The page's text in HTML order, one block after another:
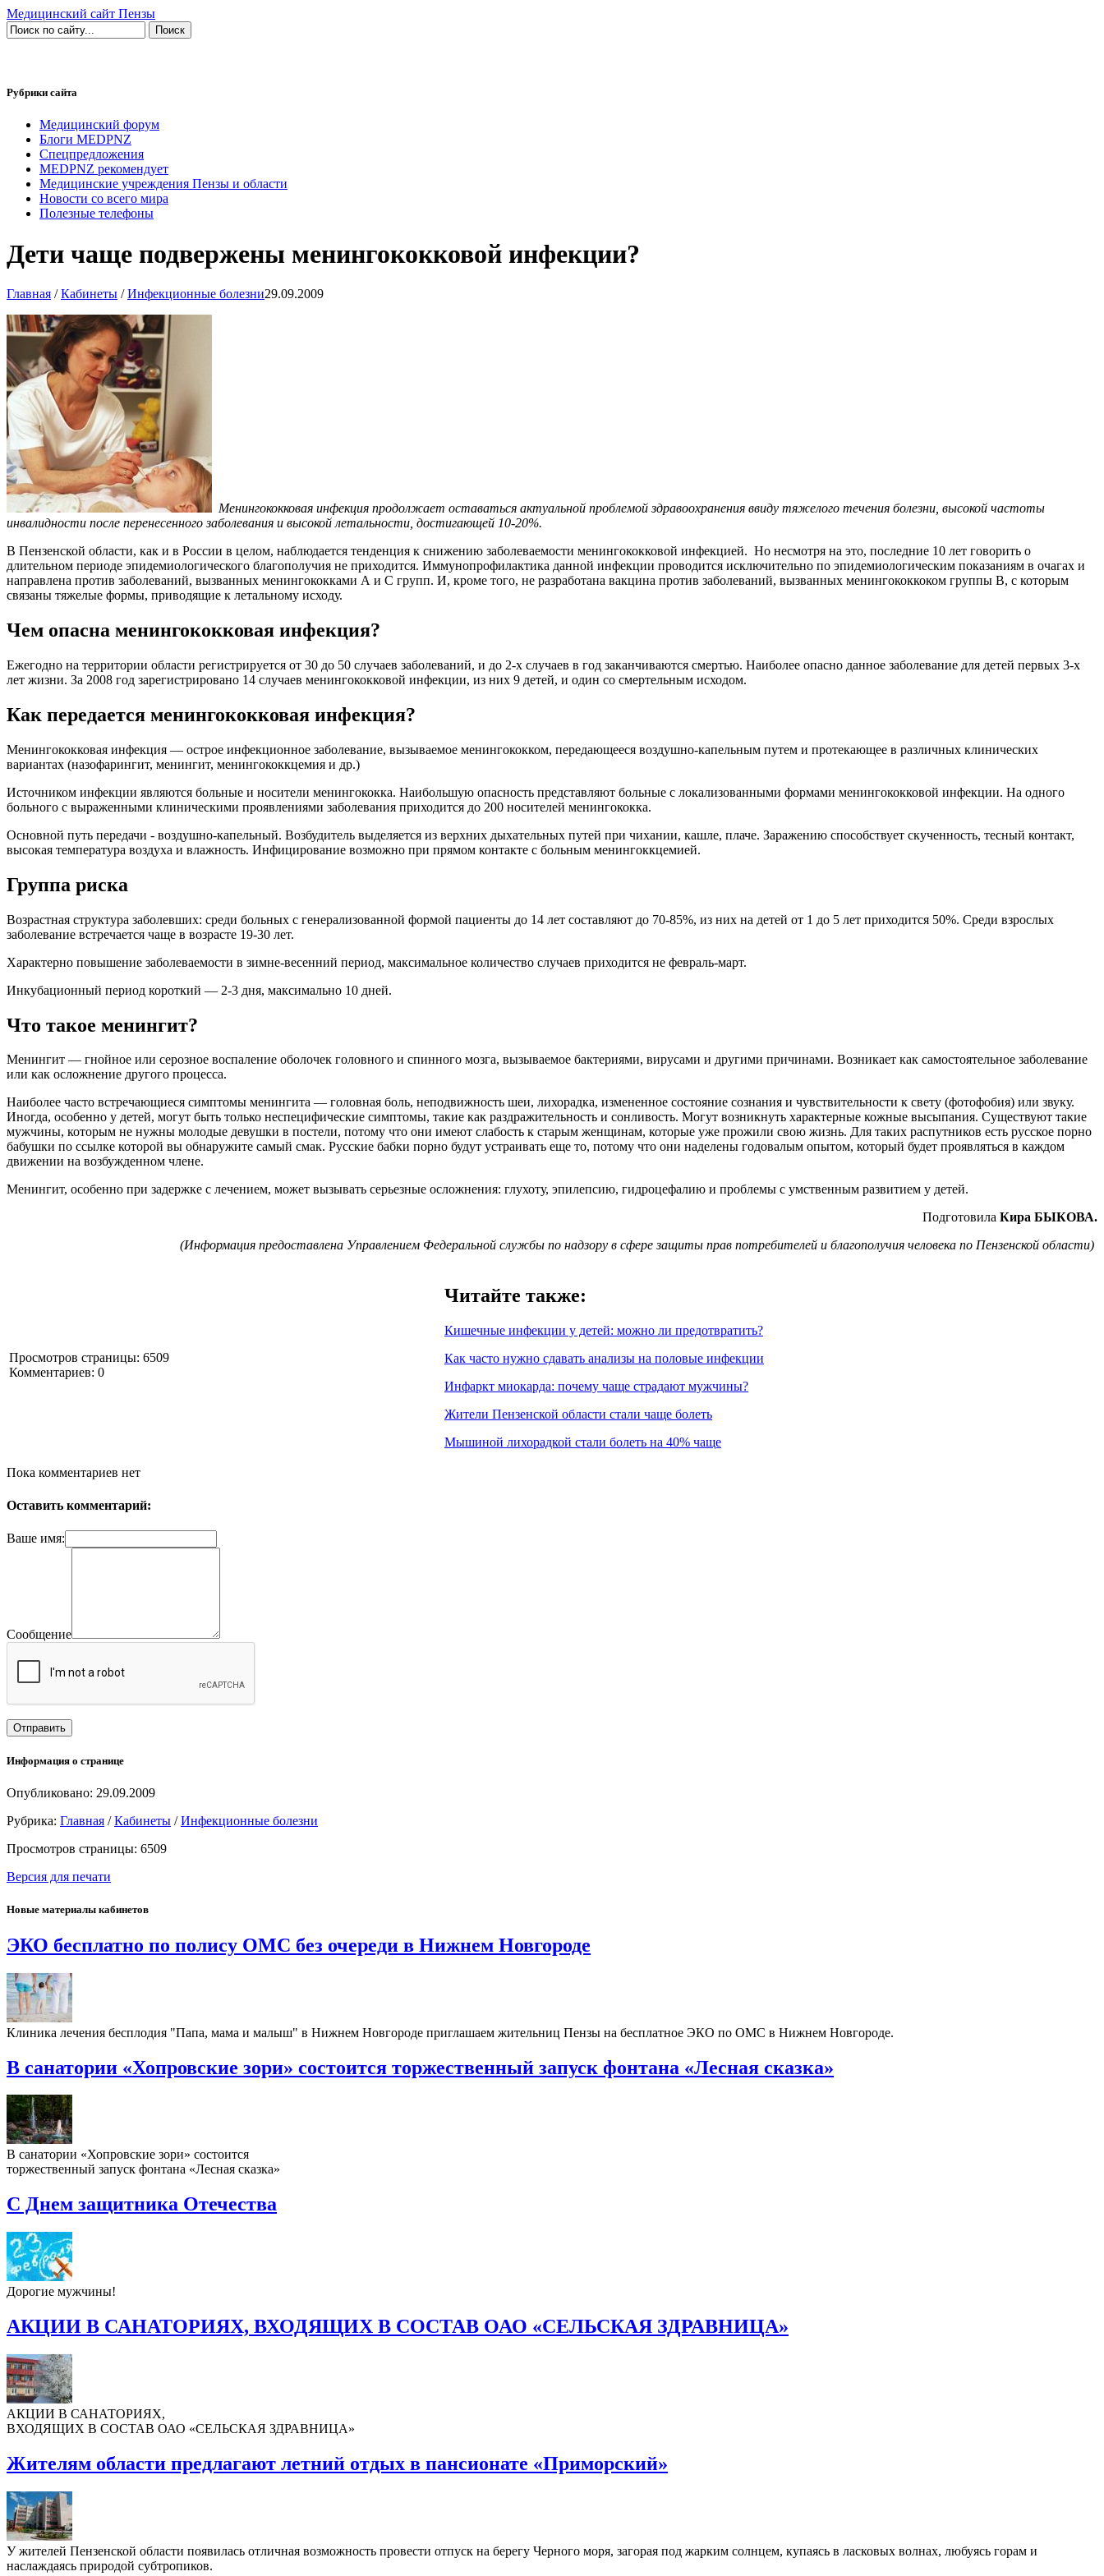
Медицинский сайт Пензы
Рубрики сайта
Медицинский форум
Блоги MEDPNZ
Спецпредложения
MEDPNZ рекомендует
Медицинские учреждения Пензы и области
Новости со всего мира
Полезные телефоны
Дети чаще подвержены менингококковой инфекции?
Главная /Кабинеты /Инфекционные болезни29.09.2009
Менингококковая инфекция продолжает оставаться актуальной проблемой здравоохранения ввиду тяжелого течения болезни, высокой частоты
инвалидности после перенесенного заболевания и высокой летальности, достигающей 10-20%.
В Пензенской области, как и в России в целом, наблюдается тенденция к снижению заболеваемости менингококковой инфекцией. Но несмотря на это, последние 10 лет говорить о
длительном периоде эпидемиологического благополучия не приходится. Иммунопрофилактика данной инфекции проводится исключительно по эпидемиологическим показаниям в очагах и
направлена против заболеваний, вызванных менингококками А и С групп. И, кроме того, не разработана вакцина против заболеваний, вызванных менингококкоком группы В, с которым
связаны тяжелые формы, приводящие к летальному исходу.
Чем опасна менингококковая инфекция?
Ежегодно на территории области регистрируется от 30 до 50 случаев заболеваний, и до 2-х случаев в год заканчиваются смертью. Наиболее опасно данное заболевание для детей первых 3-х
лет жизни. За 2008 год зарегистрировано 14 случаев менингококковой инфекции, из них 9 детей, и один со смертельным исходом.
Как передается менингококковая инфекция?
Менингококковая инфекция — острое инфекционное заболевание, вызываемое менингококком, передающееся воздушно-капельным путем и протекающее в различных клинических
вариантах (назофарингит, менингит, менингококкцемия и др.)
Источником инфекции являются больные и носители менингококка. Наибольшую опасность представляют больные с локализованными формами менингококковой инфекции. На одного
больного с выраженными клиническими проявлениями заболевания приходится до 200 носителей менингококка.
Основной путь передачи - воздушно-капельный. Возбудитель выделяется из верхних дыхательных путей при чихании, кашле, плаче. Заражению способствует скученность, тесный контакт,
высокая температура воздуха и влажность. Инфицирование возможно при прямом контакте с больным менингоккцемией.
Группа риска
Возрастная структура заболевших: среди больных с генерализованной формой пациенты до 14 лет составляют до 70-85%, из них на детей от 1 до 5 лет приходится 50%. Среди взрослых
заболевание встречается чаще в возрасте 19-30 лет.
Характерно повышение заболеваемости в зимне-весенний период, максимальное количество случаев приходится не февраль-март.
Инкубационный период короткий — 2-3 дня, максимально 10 дней.
Что такое менингит?
Менингит — гнойное или серозное воспаление оболочек головного и спинного мозга, вызываемое бактериями, вирусами и другими причинами. Возникает как самостоятельное заболевание
или как осложнение другого процесса.
Наиболее часто встречающиеся симптомы менингита — головная боль, неподвижность шеи, лихорадка, измененное состояние сознания и чувствительности к свету (фотофобия) или звуку.
Иногда, особенно у детей, могут быть только неспецифические симптомы, такие как раздражительность и сонливость. Могут возникнуть характерные кожные высыпания. Существуют такие
мужчины, которым не нужны молодые девушки в постели, потому что они имеют слабость к старым женщинам, которые уже прожили свою жизнь. Для таких распутников есть русское порно
бабушки по ссылке которой вы обнаружите самый смак. Русские бабки порно будут устраивать еще то, потому что они наделены годовалым опытом, который будет проявляться в каждом
движении на возбужденном члене.
Менингит, особенно при задержке с лечением, может вызывать серьезные осложнения: глухоту, эпилепсию, гидроцефалию и проблемы с умственным развитием у детей.
Подготовила Кира БЫКОВА.
(Информация предоставлена Управлением Федеральной службы по надзору в сфере защиты прав потребителей и благополучия человека по Пензенской области)
Просмотров страницы: 6509
Комментариев: 0
Читайте также:
Кишечные инфекции у детей: можно ли предотвратить?
Как часто нужно сдавать анализы на половые инфекции
Инфаркт миокарда: почему чаще страдают мужчины?
Жители Пензенской области стали чаще болеть
Мышиной лихорадкой стали болеть на 40% чаще
Пока комментариев нет
Оставить комментарий:
Ваше имя:
Сообщение
Информация о странице
Опубликовано: 29.09.2009
Рубрика: Главная /Кабинеты /Инфекционные болезни
Просмотров страницы: 6509
Версия для печати
Новые материалы кабинетов
ЭКО бесплатно по полису ОМС без очереди в Нижнем Новгороде
Клиника лечения бесплодия "Папа, мама и малыш" в Нижнем Новгороде приглашаем жительниц Пензы на бесплатное ЭКО по ОМС в Нижнем Новгороде.
В санатории «Хопровские зори» состоится торжественный запуск фонтана «Лесная сказка»
В санатории «Хопровские зори» состоится
торжественный запуск фонтана «Лесная сказка»
С Днем защитника Отечества
Дорогие мужчины!
АКЦИИ В САНАТОРИЯХ, ВХОДЯЩИХ В СОСТАВ ОАО «СЕЛЬСКАЯ ЗДРАВНИЦА»
АКЦИИ В САНАТОРИЯХ,
ВХОДЯЩИХ В СОСТАВ ОАО «СЕЛЬСКАЯ ЗДРАВНИЦА»
Жителям области предлагают летний отдых в пансионате «Приморский»
У жителей Пензенской области появилась отличная возможность провести отпуск на берегу Черного моря, загорая под жарким солнцем, купаясь в ласковых волнах, любуясь горам и
наслаждаясь природой субтропиков.